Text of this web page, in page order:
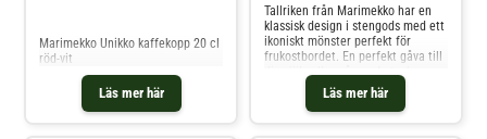
Läs mer här
Marimekko Unikko kaffekopp 20 cl
röd-vit
Läs mer här
Tallriken från Marimekko har en
klassisk design i stengods med ett
ikoniskt mönster perfekt för
frukostbordet. En perfekt gåva till
dig själv eller någon du tycker om.
Formgivning av Maija Isola. Om
tallriken från Marimekko-
Formgivning av Maija Isola.- Från